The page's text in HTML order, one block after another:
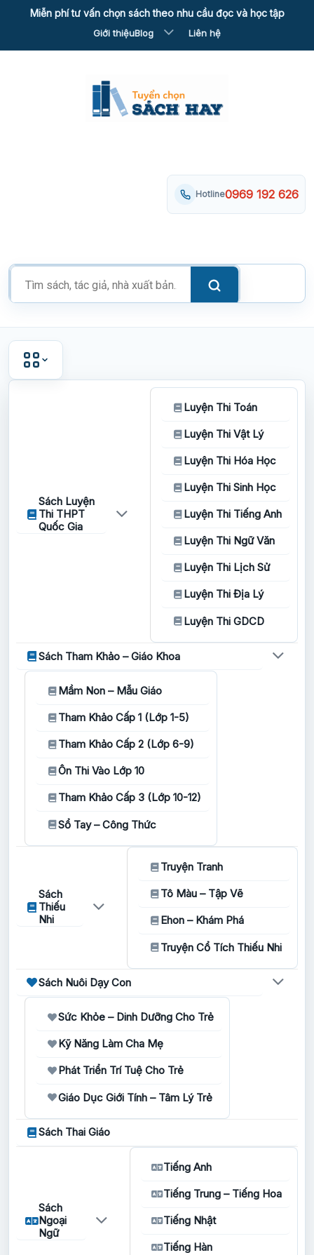
Miễn phí tư vấn chọn sách theo nhu cầu đọc và học tập
Giới thiệuBlog Liên hệ
Tìm
kiếm
phẩm
Hotline0969 192 626
Sách Luyện
Thi THPT
Quốc Gia
Luyện Thi Toán
Luyện Thi Vật Lý
Luyện Thi Hóa Học
Luyện Thi Sinh Học
Luyện Thi Tiếng Anh
Luyện Thi Ngữ Văn
Luyện Thi Lịch Sử
Luyện Thi Địa Lý
Luyện Thi GDCD
Sách Tham Khảo – Giáo Khoa
Mầm Non – Mẫu Giáo
Tham Khảo Cấp 1 (Lớp 1-5)
Tham Khảo Cấp 2 (Lớp 6-9)
Ôn Thi Vào Lớp 10
Tham Khảo Cấp 3 (Lớp 10-12)
Sổ Tay – Công Thức
Sách
Thiếu
Nhi
Truyện Tranh
Tô Màu – Tập Vẽ
Ehon – Khám Phá
Truyện Cổ Tích Thiếu Nhi
Sách Nuôi Dạy Con
Sức Khỏe – Dinh Dưỡng Cho Trẻ
Kỹ Năng Làm Cha Mẹ
Phát Triển Trí Tuệ Cho Trẻ
Giáo Dục Giới Tính – Tâm Lý Trẻ
Sách Thai Giáo
Sách
Ngoại
Ngữ
Tiếng Anh
Tiếng Trung – Tiếng Hoa
Tiếng Nhật
Tiếng Hàn